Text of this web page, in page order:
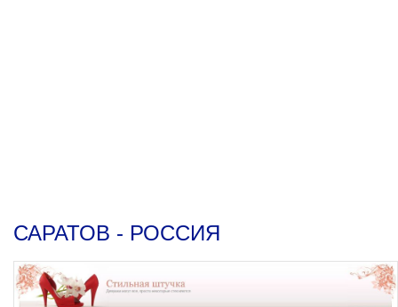
САРАТОВ - РОССИЯ